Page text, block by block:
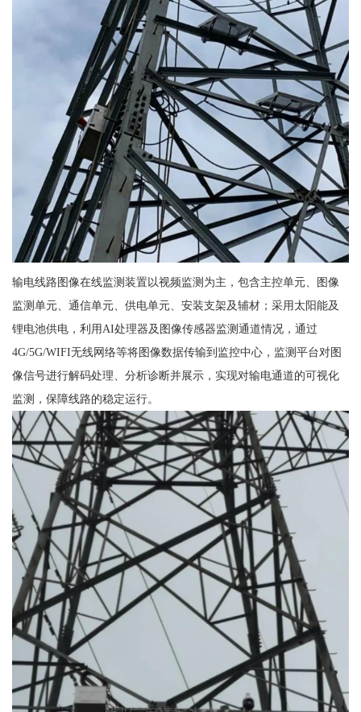
输电线路图像在线监测装置以视频监测为主，包含主控单元、图像
监测单元、通信单元、供电单元、安装支架及辅材；采用太阳能及
锂电池供电，利用AI处理器及图像传感器监测通道情况，通过
4G/5G/WIFI无线网络等将图像数据传输到监控中心，监测平台对图
像信号进行解码处理、分析诊断并展示，实现对输电通道的可视化
监测，保障线路的稳定运行。